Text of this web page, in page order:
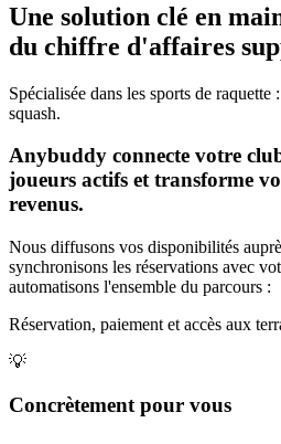
Une solution clé en
du chiffre d'affaires
Spécialisée dans les sports de
squash.
Anybuddy connecte votre
joueurs actifs et transforme
revenus.
Nous diffusons vos disponibilités
synchronisons les réservations avec
automatisons l'ensemble du parcours :
Réservation, paiement et accès aux
💡
Concrètement pour vous